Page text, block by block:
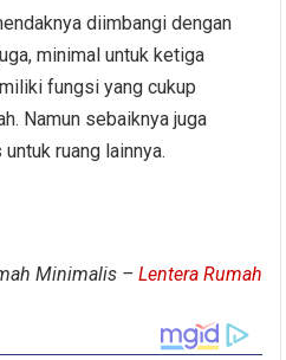
diimbangi dengan
minimal untuk ketiga
fungsi yang cukup
Namun sebaiknya juga
ruang lainnya.
Minimalis – Lentera Rumah